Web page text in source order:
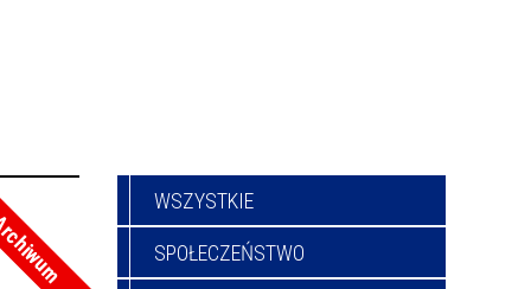
WSZYSTKIE
SPOŁECZEŃSTWO